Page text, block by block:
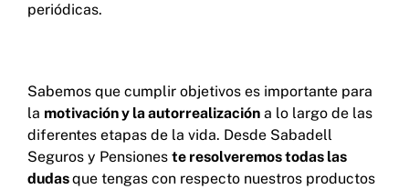
periódicas.
Sabemos que cumplir objetivos es importante para
la motivación y la autorrealización a lo largo de las
diferentes etapas de la vida. Desde Sabadell
Seguros y Pensiones te resolveremos todas las
dudasque tengas con respecto nuestros productos